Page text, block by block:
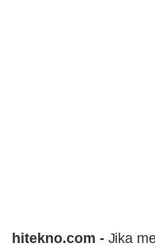
hitekno.com - Jika